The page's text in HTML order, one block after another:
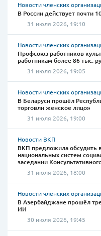
Новости членских
В России действует почти
31 июля 2026, 19:10
Новости членских
Профсоюз работников
работникам более 86 тыс.
31 июля 2026, 19:05
Новости членских
В Беларуси прошёл
торговли женское лицо»
31 июля 2026, 19:00
Новости ВКП
ВКП предложила обсудить
национальных систем
заседании
31 июля 2026, 18:00
Новости членских
В Азербайджане прошёл
ИИ
30 июля 2026, 19:45